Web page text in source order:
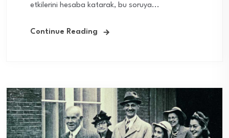
etkilerini hesaba katarak, bu soruya...
Continue Reading